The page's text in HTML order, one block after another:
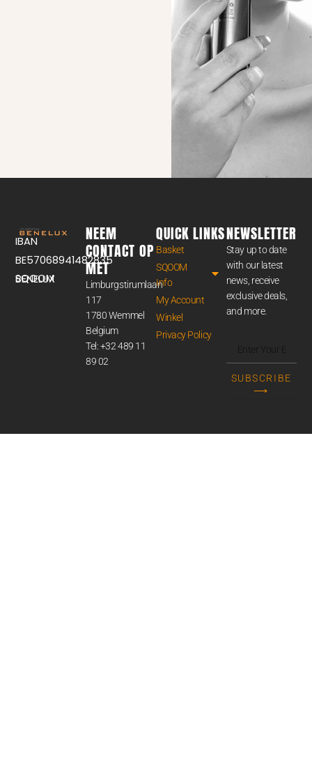
IBAN
BE57068941482835
SQOOM BENELUX
NEEM
CONTACT OP
MET
Limburgstirumlaan
117
1780 Wemmel
Belgium
Tel: +32 489 11
89 02
QUICK LINKS
Basket
SQOOM
Info
My Account
Winkel
Privacy Policy
NEWSLETTER
Stay up to date
with our latest
news, receive
exclusive deals,
and more.
Address
SUBSCRIBE
⟶